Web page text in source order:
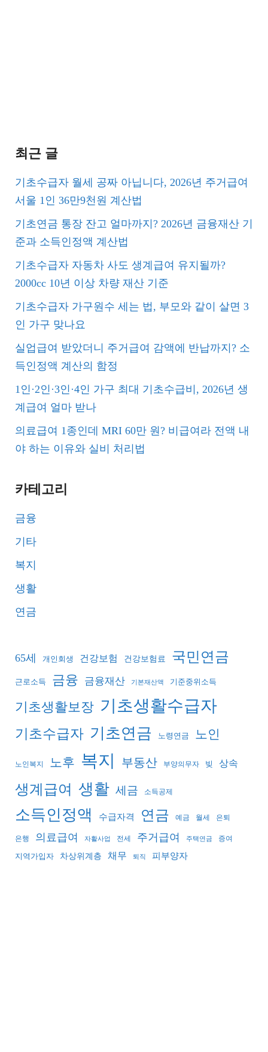
최근 글
기초수급자 월세 공짜 아닙니다, 2026년 주거급여
서울 1인 36만9천원 계산법
기초연금 통장 잔고 얼마까지? 2026년 금융재산 기
준과 소득인정액 계산법
기초수급자 자동차 사도 생계급여 유지될까?
2000cc 10년 이상 차량 재산 기준
기초수급자 가구원수 세는 법, 부모와 같이 살면 3
인 가구 맞나요
실업급여 받았더니 주거급여 감액에 반납까지? 소
득인정액 계산의 함정
1인·2인·3인·4인 가구 최대 기초수급비, 2026년 생
계급여 얼마 받나
의료급여 1종인데 MRI 60만 원? 비급여라 전액 내
야 하는 이유와 실비 처리법
카테고리
금융
기타
복지
생활
연금
65세 개인회생 건강보험 건강보험료 국민연금
근로소득 금융 금융재산 기본재산액 기준중위소득
기초생활보장 기초생활수급자
기초수급자 기초연금 노령연금 노인
노인복지 노후 복지 부동산 부양의무자 빚 상속
생계급여 생활 세금 소득공제
소득인정액 수급자격 연금 예금 월세 은퇴
은행 의료급여 자활사업 전세 주거급여 주택연금 증여
지역가입자 차상위계층 채무 퇴직 피부양자